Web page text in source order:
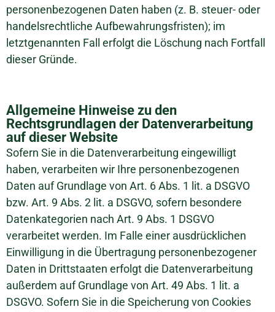
personenbezogenen Daten haben (z. B. steuer- oder
handelsrechtliche Aufbewahrungsfristen); im
letztgenannten Fall erfolgt die Löschung nach Fortfall
dieser Gründe.
Allgemeine Hinweise zu den
Rechtsgrundlagen der Datenverarbeitung
auf dieser Website
Sofern Sie in die Datenverarbeitung eingewilligt
haben, verarbeiten wir Ihre personenbezogenen
Daten auf Grundlage von Art. 6 Abs. 1 lit. a DSGVO
bzw. Art. 9 Abs. 2 lit. a DSGVO, sofern besondere
Datenkategorien nach Art. 9 Abs. 1 DSGVO
verarbeitet werden. Im Falle einer ausdrücklichen
Einwilligung in die Übertragung personenbezogener
Daten in Drittstaaten erfolgt die Datenverarbeitung
außerdem auf Grundlage von Art. 49 Abs. 1 lit. a
DSGVO. Sofern Sie in die Speicherung von Cookies